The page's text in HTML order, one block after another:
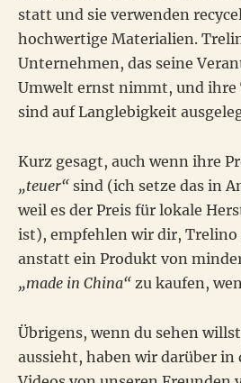
statt und sie verwenden
hochwertige Materialien.
Unternehmen, das seine
Umwelt ernst nimmt, und
sind auf Langlebigkeit
Kurz gesagt, auch wenn ihre
„teuer“ sind (ich setze das in
weil es der Preis für lokale
ist), empfehlen wir dir,
anstatt ein Produkt von
„made in China“ zu kaufen,
Übrigens, wenn du sehen
aussieht, haben wir darüber in